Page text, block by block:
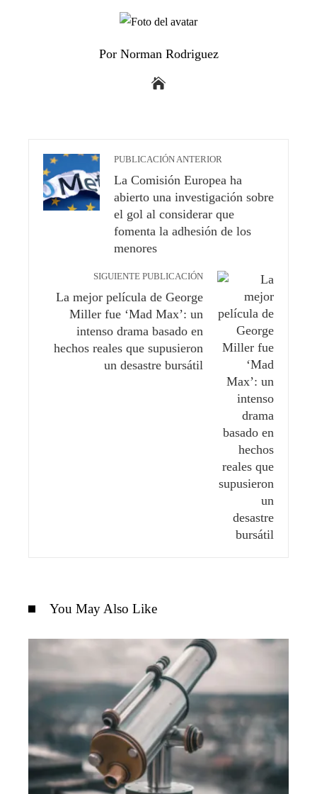
Por Norman Rodriguez
PUBLICACIÓN ANTERIOR
La Comisión Europea ha
abierto una investigación sobre
el gol al considerar que
fomenta la adhesión de los
menores
SIGUIENTE PUBLICACIÓN
La mejor película de George
Miller fue ‘Mad Max’: un
intenso drama basado en
hechos reales que supusieron
un desastre bursátil
You May Also Like